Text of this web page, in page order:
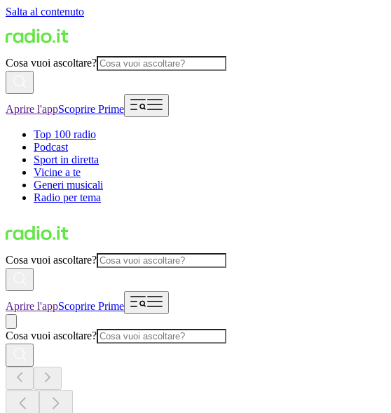
Salta al contenuto
Cosa vuoi ascoltare?
Aprire l'appScoprire Prime
Top 100 radio
Podcast
Sport in diretta
Vicine a te
Generi musicali
Radio per tema
Cosa vuoi ascoltare?
Aprire l'appScoprire Prime
Cosa vuoi ascoltare?